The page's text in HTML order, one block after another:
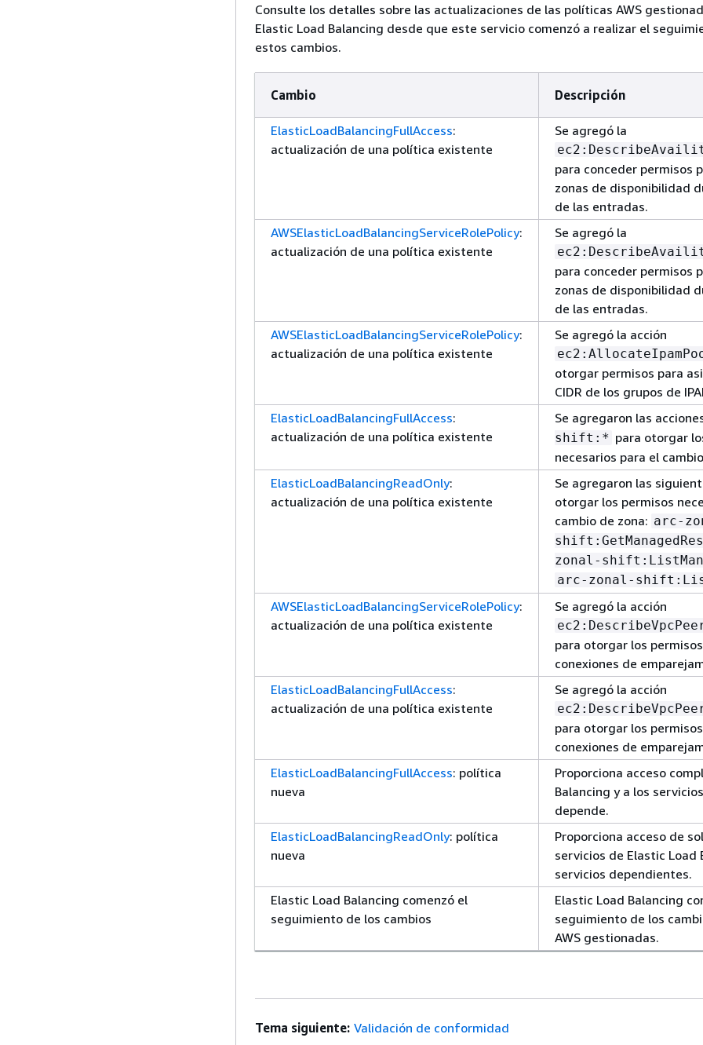
Consulte los detalles sobre las actualizaciones de las políticas AWS
Elastic Load Balancing desde que este servicio comenzó a realizar el
estos cambios.
Cambio Descripción
ElasticLoadBalancingFullAccess:
actualización de una política existente
Se agregó la
para conceder permisos
zonas de disponibilidad
de las entradas.
AWSElasticLoadBalancingServiceRolePolicy:
actualización de una política existente
Se agregó la
para conceder permisos
zonas de disponibilidad
de las entradas.
AWSElasticLoadBalancingServiceRolePolicy:
actualización de una política existente
Se agregó la acción
otorgar permisos para
CIDR de los grupos de
ElasticLoadBalancingFullAccess:
actualización de una política existente
Se agregaron las
shift:* para otorgar
necesarios para el
ElasticLoadBalancingReadOnly:
actualización de una política existente
Se agregaron las
otorgar los permisos
cambio de zona: arc-
zonal-
arc-zonal-
AWSElasticLoadBalancingServiceRolePolicy:
actualización de una política existente
Se agregó la acción
para otorgar los permisos
conexiones de
ElasticLoadBalancingFullAccess:
actualización de una política existente
Se agregó la acción
para otorgar los permisos
conexiones de
ElasticLoadBalancingFullAccess: política
nueva
Proporciona acceso
Balancing y a los
depende.
ElasticLoadBalancingReadOnly: política
nueva
Proporciona acceso de
servicios de Elastic Load
servicios dependientes.
Elastic Load Balancing comenzó el
seguimiento de los cambios
Elastic Load Balancing
seguimiento de los
AWS gestionadas.
Tema siguiente: Validación de conformidad